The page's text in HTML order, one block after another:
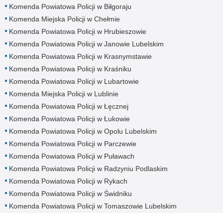
Komenda Powiatowa Policji w Biłgoraju
Komenda Miejska Policji w Chełmie
Komenda Powiatowa Policji w Hrubieszowie
Komenda Powiatowa Policji w Janowie Lubelskim
Komenda Powiatowa Policji w Krasnymstawie
Komenda Powiatowa Policji w Kraśniku
Komenda Powiatowa Policji w Lubartowie
Komenda Miejska Policji w Lublinie
Komenda Powiatowa Policji w Łęcznej
Komenda Powiatowa Policji w Łukowie
Komenda Powiatowa Policji w Opolu Lubelskim
Komenda Powiatowa Policji w Parczewie
Komenda Powiatowa Policji w Puławach
Komenda Powiatowa Policji w Radzyniu Podlaskim
Komenda Powiatowa Policji w Rykach
Komenda Powiatowa Policji w Świdniku
Komenda Powiatowa Policji w Tomaszowie Lubelskim